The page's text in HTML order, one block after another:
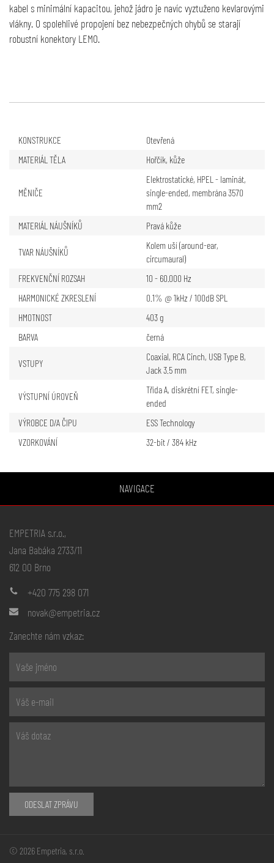
kabel s minimální kapacitou, jehož jádro je navíc vyztuženo kevlarovými
vlákny. O spolehlivé propojení bez nebezpečných ohybů se starají
robustní konektory LEMO.
KONSTRUKCE
Otevřená
MATERIÁL TĚLA
Hořčík, kůže
MĚNIČE
Elektrostatické, HPEL - laminát,
single-ended, membrána 3570
mm2
MATERIÁL NÁUŠNÍKŮ
Pravá kůže
TVAR NÁUŠNÍKŮ
Kolem uší (around-ear,
circumaural)
FREKVENČNÍ ROZSAH
10 - 60.000 Hz
HARMONICKÉ ZKRESLENÍ
0.1% @ 1kHz / 100dB SPL
HMOTNOST
403 g
BARVA
černá
VSTUPY
Coaxial, RCA Cinch, USB Type B,
Jack 3.5 mm
VÝSTUPNÍ ÚROVEŇ
Třída A, diskrétní FET, single-
ended
VÝROBCE D/A ČIPU
ESS Technology
VZORKOVÁNÍ
32-bit / 384 kHz
NAVIGACE
EMPETRIA s.r.o.,
Jana Babáka 2733/11
612 00 Brno
+420 775 298 071
novak@empetria.cz
Zanechte nám vzkaz:
ODESLAT ZPRÁVU
© 2026 Empetria, s.r.o.